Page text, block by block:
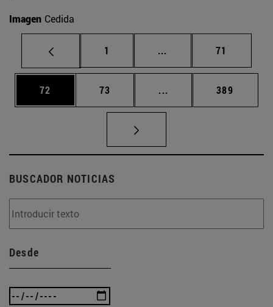
Imagen Cedida
Página
1 ... Páginas intermedias
Página
71
Página
72 Página
73 ... Páginas intermedias
Página
389
BUSCADOR NOTICIAS
Desde